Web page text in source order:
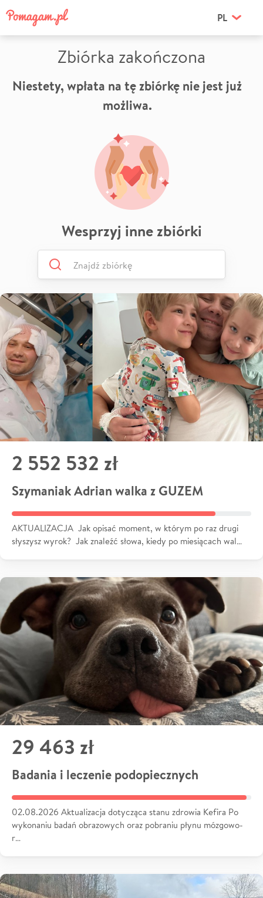
PL
Zbiórka zakończona
Niestety, wpłata na tę zbiórkę nie jest już
możliwa.
Wesprzyj inne zbiórki
2 552 532 zł
Szymaniak Adrian walka z GUZEM
AKTUALIZACJA Jak opisać moment, w którym po raz drugi
słyszysz wyrok? Jak znaleźć słowa, kiedy po miesiącach wal…
29 463 zł
Badania i leczenie podopiecznych
02.08.2026 Aktualizacja dotycząca stanu zdrowia Kefira Po
wykonaniu badań obrazowych oraz pobraniu płynu mózgowo-
r…